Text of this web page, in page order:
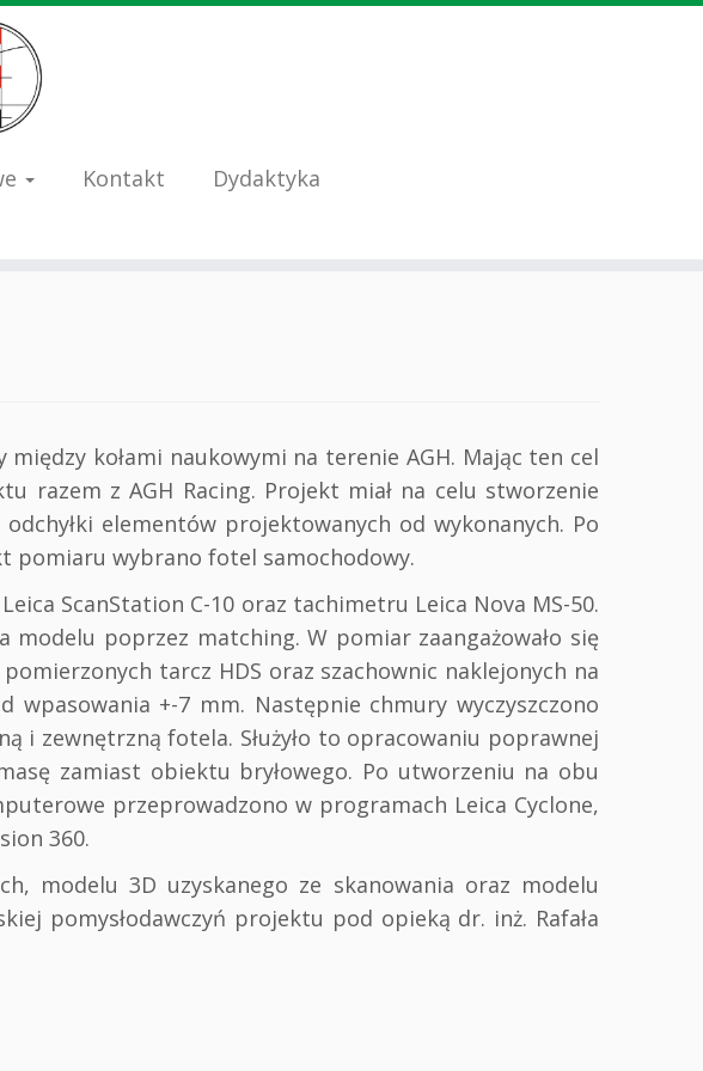
Kontakt
Dydaktyka
kołami naukowymi na terenie AGH. Mając ten cel
razem z AGH Racing. Projekt miał na celu stworzenie
elementów projektowanych od wykonanych. Po
pomiaru wybrano fotel samochodowy.
ScanStation C-10 oraz tachimetru Leica Nova MS-50.
modelu poprzez matching. W pomiar zaangażowało się
tarcz HDS oraz szachownic naklejonych na
+-7 mm. Następnie chmury wyczyszczono
i zewnętrzną fotela. Służyło to opracowaniu poprawnej
zamiast obiektu bryłowego. Po utworzeniu na obu
przeprowadzono w programach Leica Cyclone,
360.
modelu 3D uzyskanego ze skanowania oraz modelu
pomysłodawczyń projektu pod opieką dr. inż. Rafała